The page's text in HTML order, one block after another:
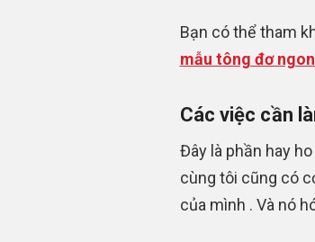
Bạn có thể tham
mẫu tông đơ
Các việc cần
Đây là phần hay
cùng tôi cũng có
của mình . Và nó